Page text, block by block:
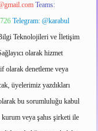
Teams:
Telegram: @karabul
Teknolojileri ve İletişim
olarak hizmet
olarak denetleme veya
üyelerimiz yazdıkları
bu sorumluluğu kabul
veya şahıs şirketi ile